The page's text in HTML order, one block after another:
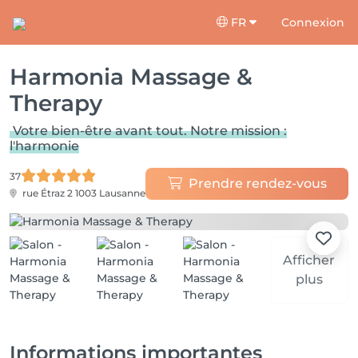
FR Connexion
Harmonia Massage &
Therapy
Votre bien-être avant tout. Notre mission :
l'harmonie
37
rue Étraz 2 1003 Lausanne
Prendre rendez-vous
Afficher
plus
Informations importantes